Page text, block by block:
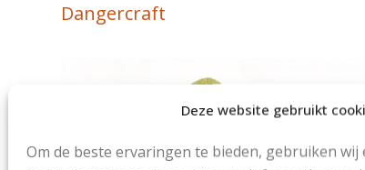
Deze website gebruikt
Om de beste ervaringen te bieden, gebruiken
Dangercraft